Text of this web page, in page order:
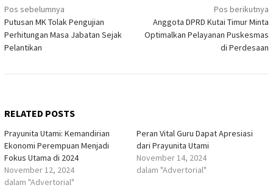
Navigasi
pos
Pos sebelumnya
Putusan MK Tolak Pengujian
Perhitungan Masa Jabatan Sejak
Pelantikan
Pos berikutnya
Anggota DPRD Kutai Timur Minta
Optimalkan Pelayanan Puskesmas
di Perdesaan
RELATED POSTS
Prayunita Utami: Kemandirian
Ekonomi Perempuan Menjadi
Fokus Utama di 2024
November 12, 2024
dalam "Advertorial"
Peran Vital Guru Dapat Apresiasi
dari Prayunita Utami
November 14, 2024
dalam "Advertorial"